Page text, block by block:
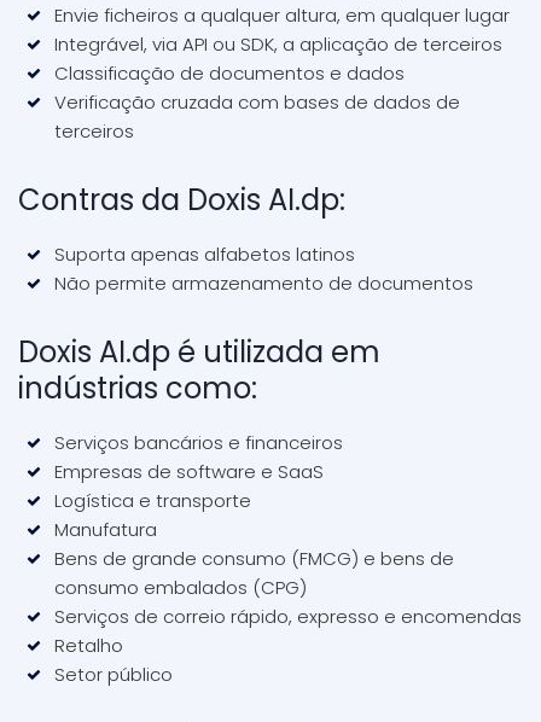
Envie ficheiros a qualquer altura, em qualquer lugar
Integrável, via API ou SDK, a aplicação de terceiros
Classificação de documentos e dados
Verificação cruzada com bases de dados de
terceiros
Contras da Doxis AI.dp:
Suporta apenas alfabetos latinos
Não permite armazenamento de documentos
Doxis AI.dp é utilizada em
indústrias como:
Serviços bancários e financeiros
Empresas de software e SaaS
Logística e transporte
Manufatura
Bens de grande consumo (FMCG) e bens de
consumo embalados (CPG)
Serviços de correio rápido, expresso e encomendas
Retalho
Setor público